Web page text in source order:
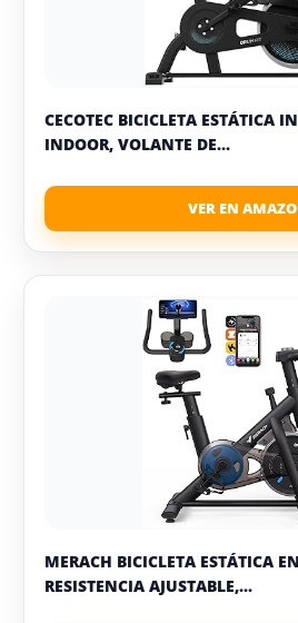
CECOTEC BICICLETA ESTÁTICA
INDOOR, VOLANTE DE...
MERACH BICICLETA ESTÁTICA
RESISTENCIA AJUSTABLE,...